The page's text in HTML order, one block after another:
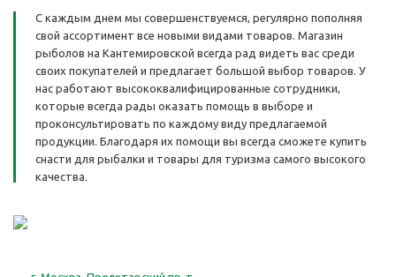
С каждым днем мы совершенствуемся, регулярно пополняя
свой ассортимент все новыми видами товаров. Магазин
рыболов на Кантемировской всегда рад видеть вас среди
своих покупателей и предлагает большой выбор товаров. У
нас работают высококвалифицированные сотрудники,
которые всегда рады оказать помощь в выборе и
проконсультировать по каждому виду предлагаемой
продукции. Благодаря их помощи вы всегда сможете купить
снасти для рыбалки и товары для туризма самого высокого
качества.